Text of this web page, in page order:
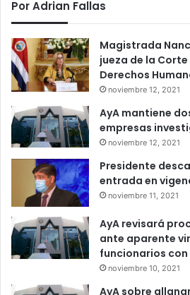
Por Adrian Fallas
Magistrada
jueza de la
Derechos
noviembre 12, 2021
AyA mantiene
empresas
noviembre 12, 2021
Presidente
entrada en
noviembre 11, 2021
AyA revisará
ante aparente
funcionarios
noviembre 10, 2021
AyA sobre